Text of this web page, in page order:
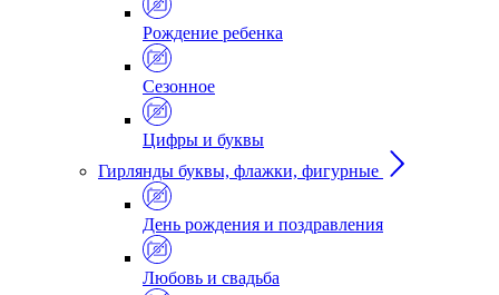
Рождение ребенка
Сезонное
Цифры и буквы
Гирлянды буквы, флажки, фигурные
День рождения и поздравления
Любовь и свадьба